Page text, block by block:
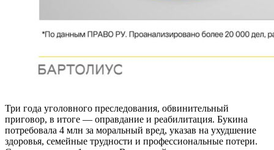
Три года уголовного преследования, обвинительный
приговор, в итоге — оправдание и реабилитация. Букина
потребовала 4 млн за моральный вред, указав на ухудшение
здоровья, семейные трудности и профессиональные потери.